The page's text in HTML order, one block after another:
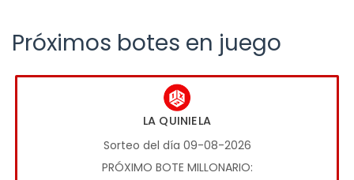
Próximos botes en juego
LA QUINIELA
Sorteo del día 09-08-2026
PRÓXIMO BOTE MILLONARIO: